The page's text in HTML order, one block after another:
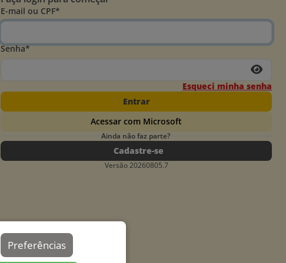
Preferências
E-mail ou CPF*
Senha*
Esqueci minha senha
Entrar
Acessar com Microsoft
Ainda não faz parte?
Cadastre-se
Versão 20260805.7